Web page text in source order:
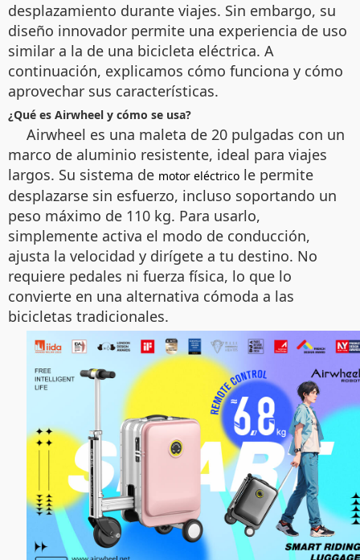
desplazamiento durante viajes. Sin embargo, su
diseño innovador permite una experiencia de uso
similar a la de una bicicleta eléctrica. A
continuación, explicamos cómo funciona y cómo
aprovechar sus características.
¿Qué es Airwheel y cómo se usa?
Airwheel es una maleta de 20 pulgadas con un
marco de aluminio resistente, ideal para viajes
largos. Su sistema de motor eléctrico le permite
desplazarse sin esfuerzo, incluso soportando un
peso máximo de 110 kg. Para usarlo,
simplemente activa el modo de conducción,
ajusta la velocidad y dirígete a tu destino. No
requiere pedales ni fuerza física, lo que lo
convierte en una alternativa cómoda a las
bicicletas tradicionales.